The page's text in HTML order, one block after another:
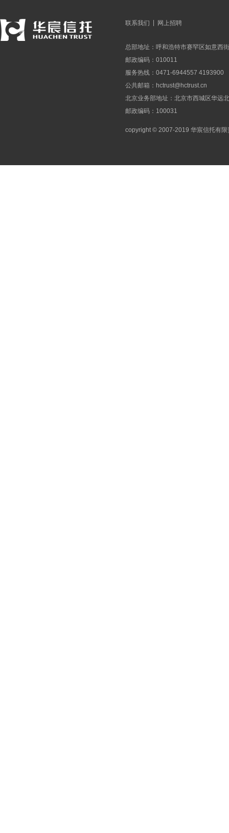
联系我们 网上招聘
总部地址：呼和浩特市赛罕区如意西
邮政编码：010011
服务热线：0471-6944557 4193900
公共邮箱： hctrust@hctrust.cn
北京业务部地址：北京市西城区华远
邮政编码：100031
copyright © 2007-2019 华宸信托有